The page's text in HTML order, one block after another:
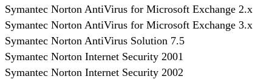
Symantec Norton AntiVirus for Microsoft Exchange 2.x
Symantec Norton AntiVirus for Microsoft Exchange 3.x
Symantec Norton AntiVirus Solution 7.5
Symantec Norton Internet Security 2001
Symantec Norton Internet Security 2002